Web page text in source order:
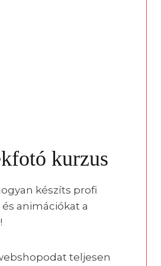
kurzus
készíts profi
animációkat a
teljesen